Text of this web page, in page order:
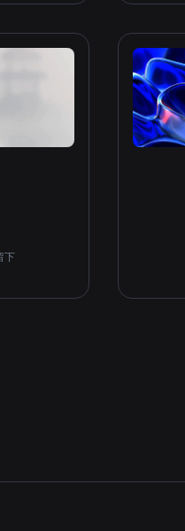
下